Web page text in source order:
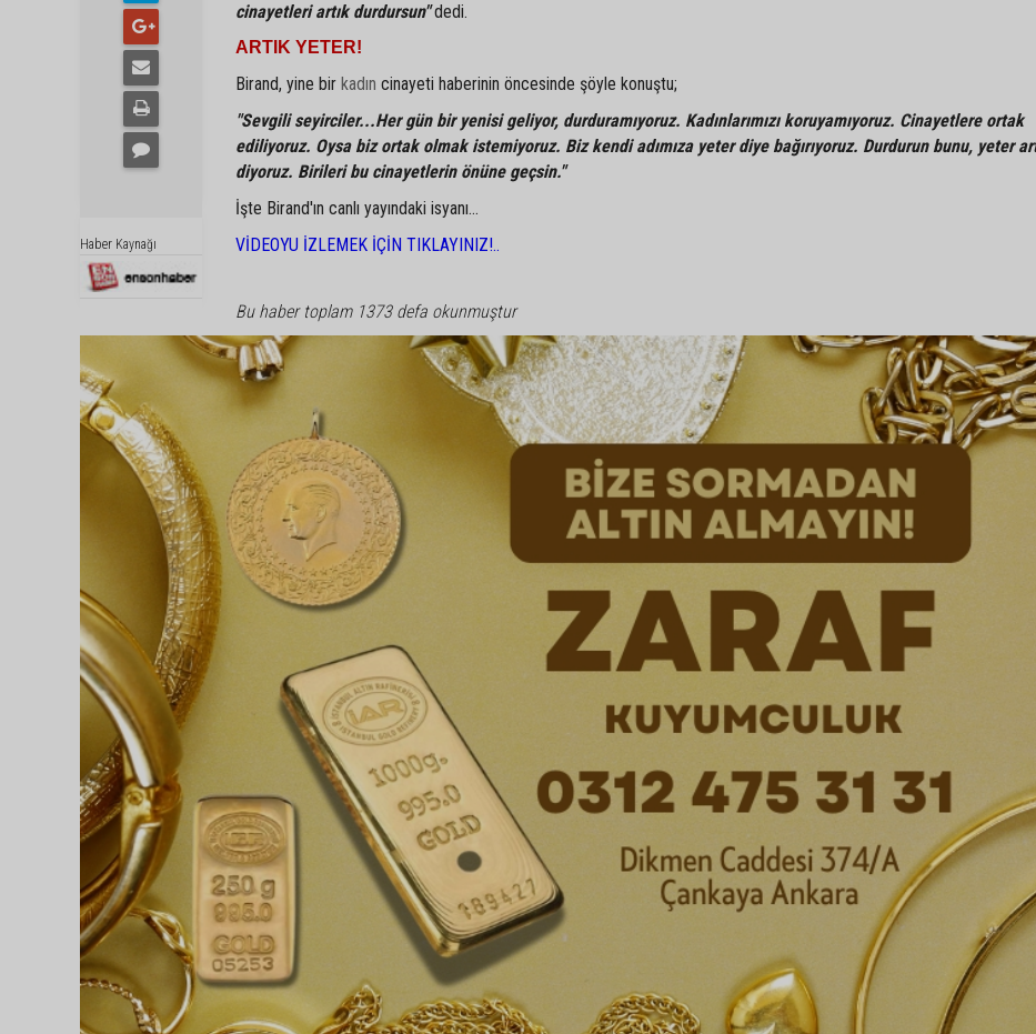
Haber Kaynağı
cinayetleri artık durdursun"dedi.
ARTIK YETER!
Birand, yine bir kadın cinayeti haberinin öncesinde şöyle konuştu;
"Sevgili seyirciler...Her gün bir yenisi geliyor, durduramıyoruz. Kadınlarımızı koruyamıyoruz. Cinayetlere ortak
ediliyoruz. Oysa biz ortak olmak istemiyoruz. Biz kendi adımıza yeter diye bağırıyoruz. Durdurun bunu, yeter
diyoruz. Birileri bu cinayetlerin önüne geçsin."
İşte Birand'ın canlı yayındaki isyanı...
VİDEOYU İZLEMEK İÇİN TIKLAYINIZ!..
Bu haber toplam 1373 defa okunmuştur